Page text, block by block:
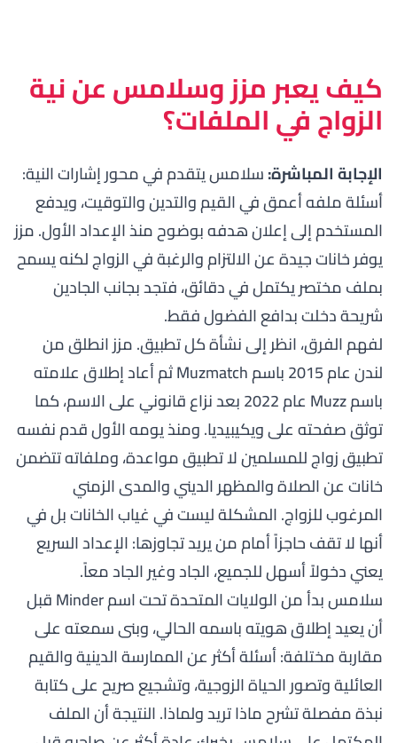
كيف يعبر مزز وسلامس عن نية
الزواج في الملفات؟
الإجابة المباشرة:سلامس يتقدم في محور إشارات النية:
أسئلة ملفه أعمق في القيم والتدين والتوقيت، ويدفع
المستخدم إلى إعلان هدفه بوضوح منذ الإعداد الأول. مزز
يوفر خانات جيدة عن الالتزام والرغبة في الزواج لكنه يسمح
بملف مختصر يكتمل في دقائق، فتجد بجانب الجادين
شريحة دخلت بدافع الفضول فقط.
لفهم الفرق، انظر إلى نشأة كل تطبيق. مزز انطلق من
لندن عام 2015 باسم Muzmatch ثم أعاد إطلاق علامته
باسم Muzz عام 2022 بعد نزاع قانوني على الاسم، كما
توثقصفحته على ويكيبيديا. ومنذ يومه الأول قدم نفسه
تطبيق زواج للمسلمين لا تطبيق مواعدة، وملفاته تتضمن
خانات عن الصلاة والمظهر الديني والمدى الزمني
المرغوب للزواج. المشكلة ليست في غياب الخانات بل في
أنها لا تقف حاجزاً أمام من يريد تجاوزها: الإعداد السريع
يعني دخولاً أسهل للجميع، الجاد وغير الجاد معاً.
سلامس بدأ من الولايات المتحدة تحت اسم Minder قبل
أن يعيد إطلاق هويته باسمه الحالي، وبنى سمعته على
مقاربة مختلفة: أسئلة أكثر عن الممارسة الدينية والقيم
العائلية وتصور الحياة الزوجية، وتشجيع صريح على كتابة
نبذة مفصلة تشرح ماذا تريد ولماذا. النتيجة أن الملف